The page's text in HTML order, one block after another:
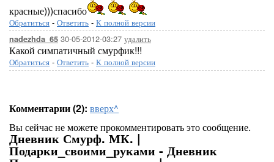
красные)))спасибо
Обратиться - Ответить - К полной версии
nadezhda_65 30-05-2012-03:27 удалить
Какой симпатичный смурфик!!!
Обратиться - Ответить - К полной версии
Комментарии (2): вверх^
Вы сейчас не можете прокомментировать это сообщение.
Дневник Смурф. МК. |
Подарки_своими_руками - Дневник